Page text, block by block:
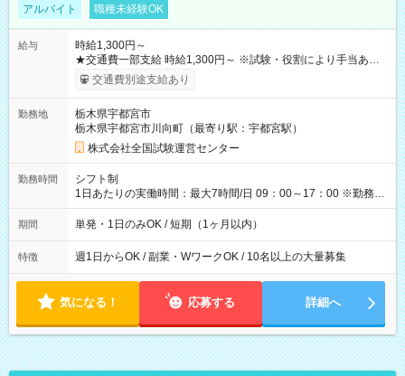
アルバイト 職種未経験OK
給与
時給1,300円～
★交通費一部支給 時給1,300円～ ※試験・役割により手当あり
※勤務回数により昇給あり 【即給（前払い）オプションあ
り！】 希望される場合、勤務から1週間ほどで給与の一部を受け
例】 ・河合塾模擬試験 8:30～17:30（休憩1時間） 時給1,300円
×8時間＝日収10,400円＋交通費 ※当日の役割により時給＋100
円の場合あり ・国家試験 7:00～13:30（休憩なし） 時給1,300
円（役割手当＋100円）×6時間＝日収8,400円＋交通費 【試用期
間】試用期間なし
交通費別途支給あり
勤務地
栃木県宇都宮市
栃木県宇都宮市川向町（最寄り駅：宇都宮駅）
株式会社全国試験運営センター
勤務時間
シフト制
1日あたりの実働時間：最大7時間/日 09：00～17：00 ※勤務時
間は 試験により異なります。
期間 単発・1日のみOK / 短期（1ヶ月以内）
特徴 週1日からOK / 副業・WワークOK / 10名以上の大量募集
気になる！ 応募する 詳細へ